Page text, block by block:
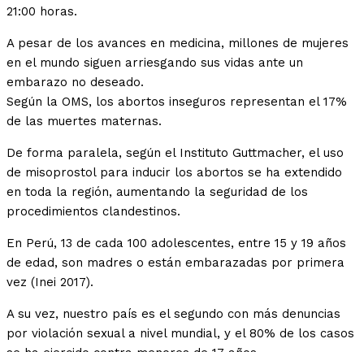
21:00 horas.
A pesar de los avances en medicina, millones de mujeres
en el mundo siguen arriesgando sus vidas ante un
embarazo no deseado.
Según la OMS, los abortos inseguros representan el 17%
de las muertes maternas.
De forma paralela, según el Instituto Guttmacher, el uso
de misoprostol para inducir los abortos se ha extendido
en toda la región, aumentando la seguridad de los
procedimientos clandestinos.
En Perú, 13 de cada 100 adolescentes, entre 15 y 19 años
de edad, son madres o están embarazadas por primera
vez (Inei 2017).
A su vez, nuestro país es el segundo con más denuncias
por violación sexual a nivel mundial, y el 80% de los casos